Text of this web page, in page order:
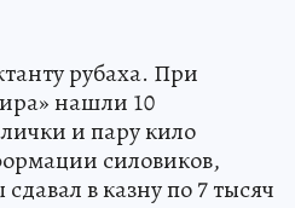
рубаха. При
нашли 10
и пару кило
силовиков,
в казну по 7 тысяч